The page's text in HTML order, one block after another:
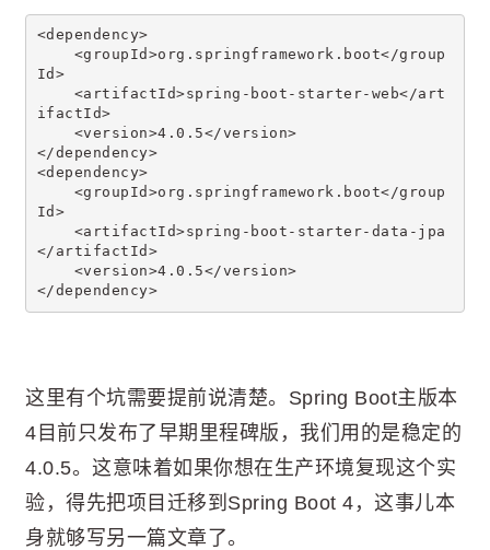
<dependency>
<groupId>org.springframework.boot</group
Id>
<artifactId>spring-boot-starter-web</art
ifactId>
<version>4.0.5</version>
</dependency>
<dependency>
<groupId>org.springframework.boot</group
Id>
<artifactId>spring-boot-starter-data-jpa
</artifactId>
<version>4.0.5</version>
</dependency>
这里有个坑需要提前说清楚。Spring Boot主版本
4目前只发布了早期里程碑版，我们用的是稳定的
4.0.5。这意味着如果你想在生产环境复现这个实
验，得先把项目迁移到Spring Boot 4，这事儿本
身就够写另一篇文章了。